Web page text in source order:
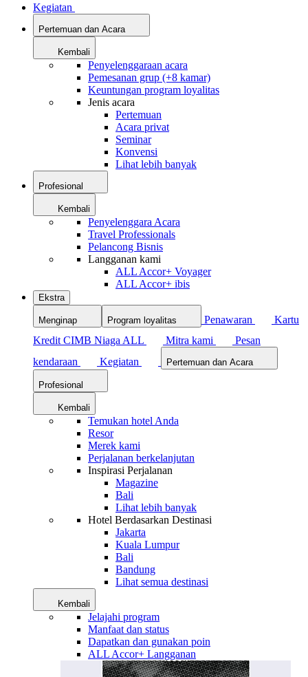
Kegiatan
Pertemuan dan Acara
Kembali
Penyelenggaraan acara
Pemesanan grup (+8 kamar)
Keuntungan program loyalitas
Jenis acara
Pertemuan
Acara privat
Seminar
Konvensi
Lihat lebih banyak
Profesional
Kembali
Penyelenggara Acara
Travel Professionals
Pelancong Bisnis
Langganan kami
ALL Accor+ Voyager
ALL Accor+ ibis
Ekstra
Menginap Program loyalitas Penawaran
Kartu
Kredit CIMB Niaga ALL
Mitra kami
Pesan
kendaraan
Kegiatan Pertemuan dan Acara
Profesional
Kembali
Temukan hotel Anda
Resor
Merek kami
Perjalanan berkelanjutan
Inspirasi Perjalanan
Magazine
Bali
Lihat lebih banyak
Hotel Berdasarkan Destinasi
Jakarta
Kuala Lumpur
Bali
Bandung
Lihat semua destinasi
Kembali
Jelajahi program
Manfaat dan status
Dapatkan dan gunakan poin
ALL Accor+ Langganan